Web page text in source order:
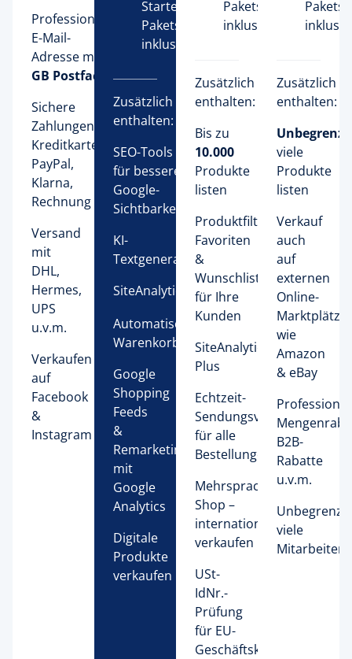
Professionelle
E-Mail-
Adresse mit
GB Postfach
Sichere
Zahlungen:
Kreditkarte,
PayPal,
Klarna,
Rechnung
Versand
mit
DHL,
Hermes,
UPS
u.v.m.
Verkaufen
auf
Facebook
&
Instagram
Starter-
Pakets
inklusive
Zusätzlich
enthalten:
SEO-Tools
für bessere
Google-
Sichtbarkeit
KI-
Textgenerator
SiteAnalytics
Automatische
Warenkorbwiederherstellung
Google
Shopping
Feeds
&
Remarketing
mit
Google
Analytics
Digitale
Produkte
verkaufen
Pakets
inklusive
Zusätzlich
enthalten:
Bis zu
10.000
Produkte
listen
Produktfilter,
Favoriten
&
Wunschlisten
für Ihre
Kunden
SiteAnalytics
Plus
Echtzeit-
Sendungsverfolgung
für alle
Bestellungen
Mehrsprachiger
Shop –
international
verkaufen
USt-
IdNr.-
Prüfung
für EU-
Geschäftskunden
Pakets
Zusätzlich
enthalten:
Unbegrenzt
viele
Produkte
listen
Verkauf
auch
auf
externen
Online-
wie
Amazon
& eBay
B2B-
Rabatte
u.v.m.
Unbegrenzt
viele